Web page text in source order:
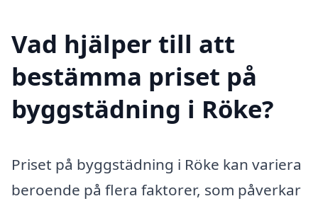
Vad hjälper till att
bestämma priset på
byggstädning i Röke?
Priset på byggstädning i Röke kan variera
beroende på flera faktorer, som påverkar